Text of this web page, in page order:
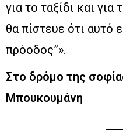
για το ταξίδι και για
θα πίστευε ότι αυτό
πρόοδος”».
Στο δρόμο της
Μπουκουμάνη